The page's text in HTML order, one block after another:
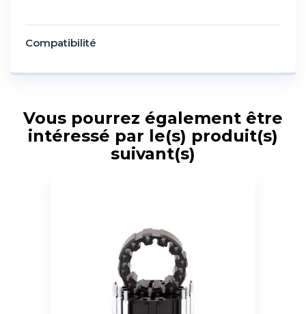
Compatibilité
Vous pourrez également être
intéressé par le(s) produit(s)
suivant(s)